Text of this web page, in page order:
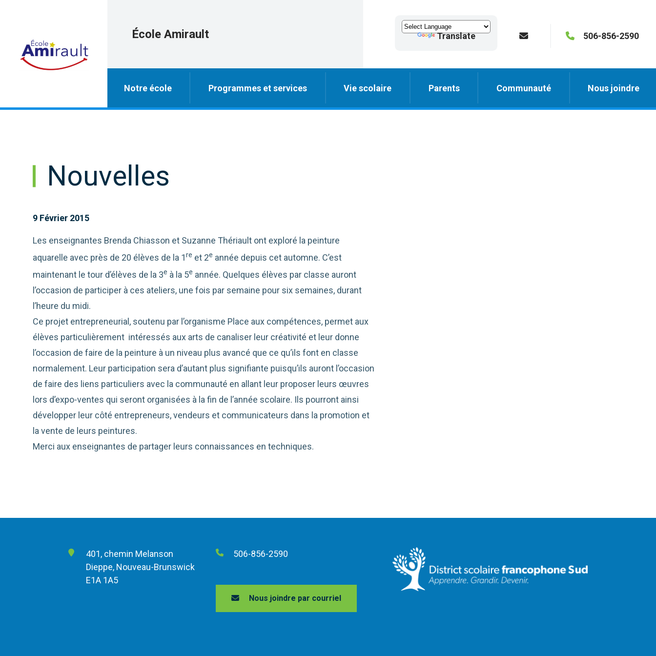
École Amirault Translate 506-856-2590
Notre école Programmes et services Vie scolaire Parents Communauté Nous joindre
Nouvelles
9 Février 2015
Les enseignantes Brenda Chiasson et Suzanne Thériault ont exploré la peinture
aquarelle avec près de 20 élèves de la 1re et 2e année depuis cet automne. C’est
maintenant le tour d’élèves de la 3e à la 5e année. Quelques élèves par classe auront
l’occasion de participer à ces ateliers, une fois par semaine pour six semaines, durant
l’heure du midi.
Ce projet entrepreneurial, soutenu par l’organisme Place aux compétences, permet aux
élèves particulièrement intéressés aux arts de canaliser leur créativité et leur donne
l’occasion de faire de la peinture à un niveau plus avancé que ce qu’ils font en classe
normalement. Leur participation sera d’autant plus signifiante puisqu’ils auront l’occasion
de faire des liens particuliers avec la communauté en allant leur proposer leurs œuvres
lors d’expo-ventes qui seront organisées à la fin de l’année scolaire. Ils pourront ainsi
développer leur côté entrepreneurs, vendeurs et communicateurs dans la promotion et
la vente de leurs peintures.
Merci aux enseignantes de partager leurs connaissances en techniques.
401, chemin Melanson
Dieppe, Nouveau-Brunswick
E1A 1A5
506-856-2590
Nous joindre par courriel